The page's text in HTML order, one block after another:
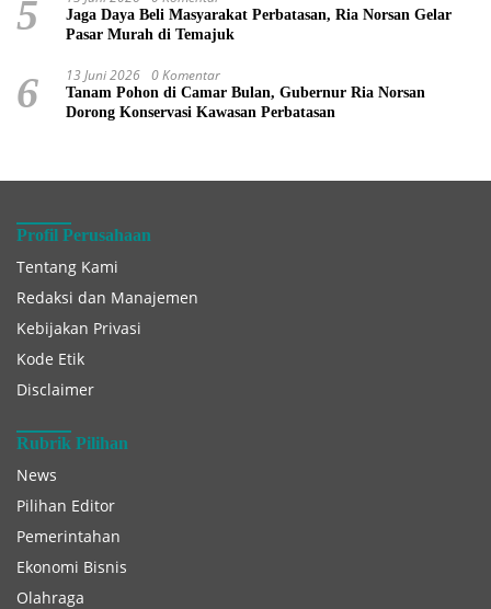
5
Jaga Daya Beli Masyarakat Perbatasan, Ria Norsan Gelar
Pasar Murah di Temajuk
6 13 Juni 2026 0 Komentar
Tanam Pohon di Camar Bulan, Gubernur Ria Norsan
Dorong Konservasi Kawasan Perbatasan
Profil Perusahaan
Tentang Kami
Redaksi dan Manajemen
Kebijakan Privasi
Kode Etik
Disclaimer
Rubrik Pilihan
News
Pilihan Editor
Pemerintahan
Ekonomi Bisnis
Olahraga